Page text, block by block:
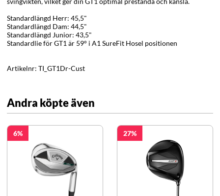
Standardlängd Herr: 45,5"
Standardlängd Dam: 44,5"
Standardlängd Junior: 43,5"
Standardlie för GT1 är 59° i A1 SureFit Hosel positionen
Artikelnr: TI_GT1Dr-Cust
Andra köpte även
6 27